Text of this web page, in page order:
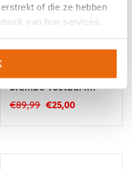
of die ze hebben
van hun services.
Brambo Voetbal M1
€89,99 Oorspronkelijke
€25,00Huidige